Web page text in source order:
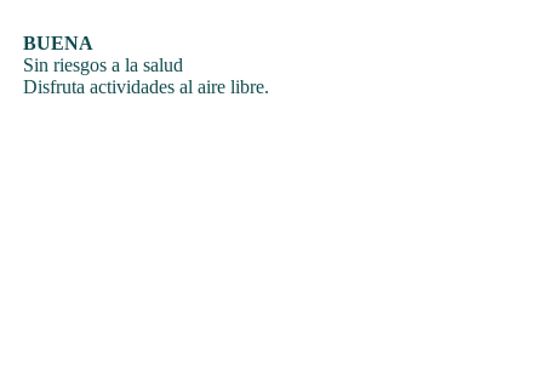
BUENA
Sin riesgos a la salud
Disfruta actividades al aire libre.